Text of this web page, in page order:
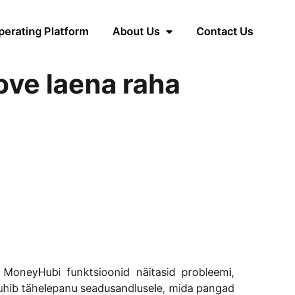
Platform About Us Contact Us
laena raha
funktsioonid näitasid probleemi,
tähelepanu seadusandlusele, mida pangad